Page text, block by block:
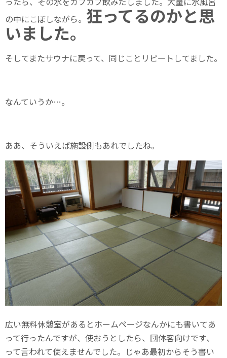
の中にこぼしながら。 狂ってるのかと思
いました。
そしてまたサウナに戻って、同じことリピートしてました。
なんていうか…。
ああ、そういえば施設側もあれでしたね。
広い無料休憩室があるとホームページなんかにも書いてあ
って行ったんですが、使おうとしたら、団体客向けです、
って言われて使えませんでした。じゃあ最初からそう書い